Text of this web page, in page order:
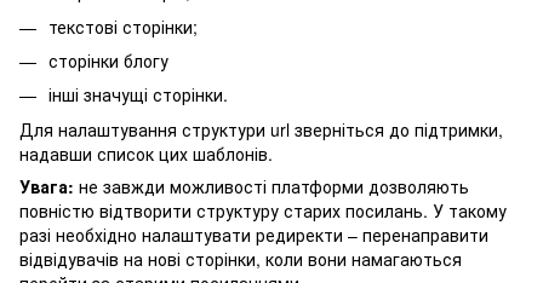
текстові сторінки;
сторінки блогу
інші значущі сторінки.
Для налаштування структури url зверніться до підтримки,
надавши список цих шаблонів.
Увага: не завжди можливості платформи дозволяють
повністю відтворити структуру старих посилань. У такому
разі необхідно налаштувати редиректи – перенаправити
відвідувачів на нові сторінки, коли вони намагаються